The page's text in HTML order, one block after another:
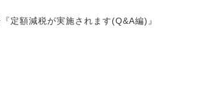
定額減税が実施されます(Q&A編)』